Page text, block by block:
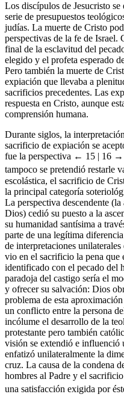
Los discípulos de Jesucristo
serie de presupuestos
judías. La muerte de Cristo
perspectivas de la fe de Israel.
final de la esclavitud del
elegido y el profeta esperado
Pero también la muerte de
expiación que llevaba a
sacrificios precedentes. Las
respuesta en Cristo, aunque
comprensión humana.
Durante siglos, la
sacrificio de expiación se
fue la perspectiva ← 15 | 16 →
tampoco se pretendió restarle
escolástica, el sacrificio de
la principal categoría
La perspectiva descendente
Dios) cedió su puesto a la
su humanidad santísima a
parte de una legítima
de interpretaciones
vio en el sacrificio la pena que
identificado con el pecado del
paradoja del castigo sería el
y ofrecer su salvación: Dios
problema de esta
un conflicto entre la persona
incólume el desarrollo de la
protestante pero también
visión se extendió e influenció
enfatizó unilateralmente la
cruz. La causa de la condena
hombres al Padre y el
una satisfacción exigida por